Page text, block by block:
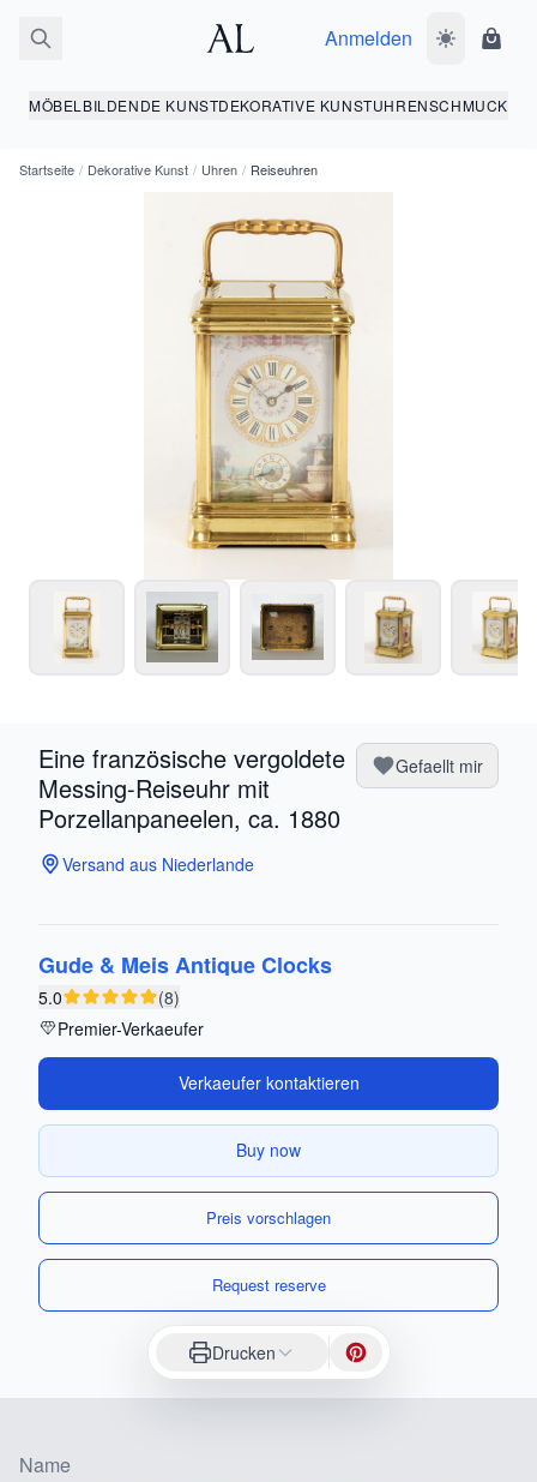
Anmelden
MÖBEL BILDENDE KUNSTDEKORATIVE KUNSTUHRENSCHMUCK
Startseite / Dekorative Kunst / Uhren / Reiseuhren
Eine französische vergoldete
Messing-Reiseuhr mit
Porzellanpaneelen, ca. 1880
Gefaellt mir
Versand aus Niederlande
Gude & Meis Antique Clocks
5.0
(8)
Premier-Verkaeufer
Verkaeufer kontaktieren
Buy now
Preis vorschlagen
Request reserve
Drucken
Name